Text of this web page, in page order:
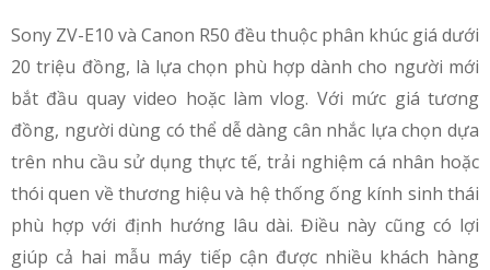
Sony ZV-E10 và Canon R50 đều thuộc phân khúc giá dưới
20 triệu đồng, là lựa chọn phù hợp dành cho người mới
bắt đầu quay video hoặc làm vlog. Với mức giá tương
đồng, người dùng có thể dễ dàng cân nhắc lựa chọn dựa
trên nhu cầu sử dụng thực tế, trải nghiệm cá nhân hoặc
thói quen về thương hiệu và hệ thống ống kính sinh thái
phù hợp với định hướng lâu dài. Điều này cũng có lợi
giúp cả hai mẫu máy tiếp cận được nhiều khách hàng